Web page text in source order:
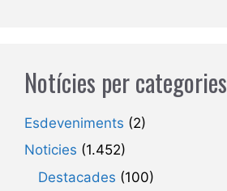
Notícies per categories
Esdeveniments (2)
Noticies (1.452)
Destacades (100)